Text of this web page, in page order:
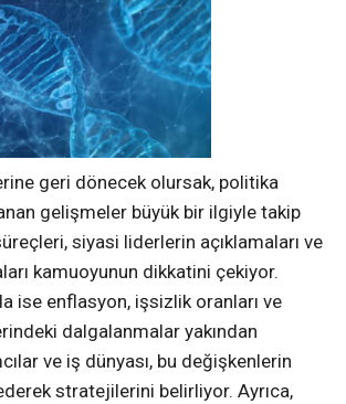
geri dönecek olursak, politika
gelişmeler büyük bir ilgiyle takip
siyasi liderlerin açıklamaları ve
kamuoyunun dikkatini çekiyor.
ise enflasyon, işsizlik oranları ve
dalgalanmalar yakından
ve iş dünyası, bu değişkenlerin
stratejilerini belirliyor. Ayrıca,